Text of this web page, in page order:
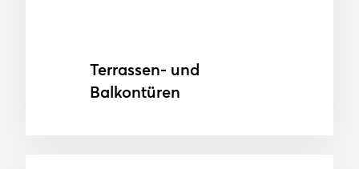
Terrassen- und
Balkontüren